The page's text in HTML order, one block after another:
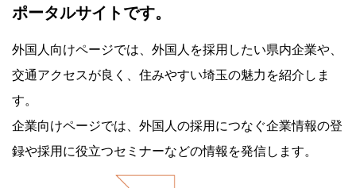
ポータルサイトです。
外国人向けページでは、外国人を採用したい県内企業や、
交通アクセスが良く、住みやすい埼玉の魅力を紹介しま
す。
企業向けページでは、外国人の採用につなぐ企業情報の登
録や採用に役立つセミナーなどの情報を発信します。